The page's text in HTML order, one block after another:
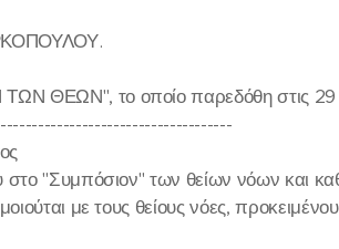
ΘΕΩΝ", το οποίο παρεδόθη στις 29
"Συμπόσιον" των θείων νόων και
με τους θείους νόες,